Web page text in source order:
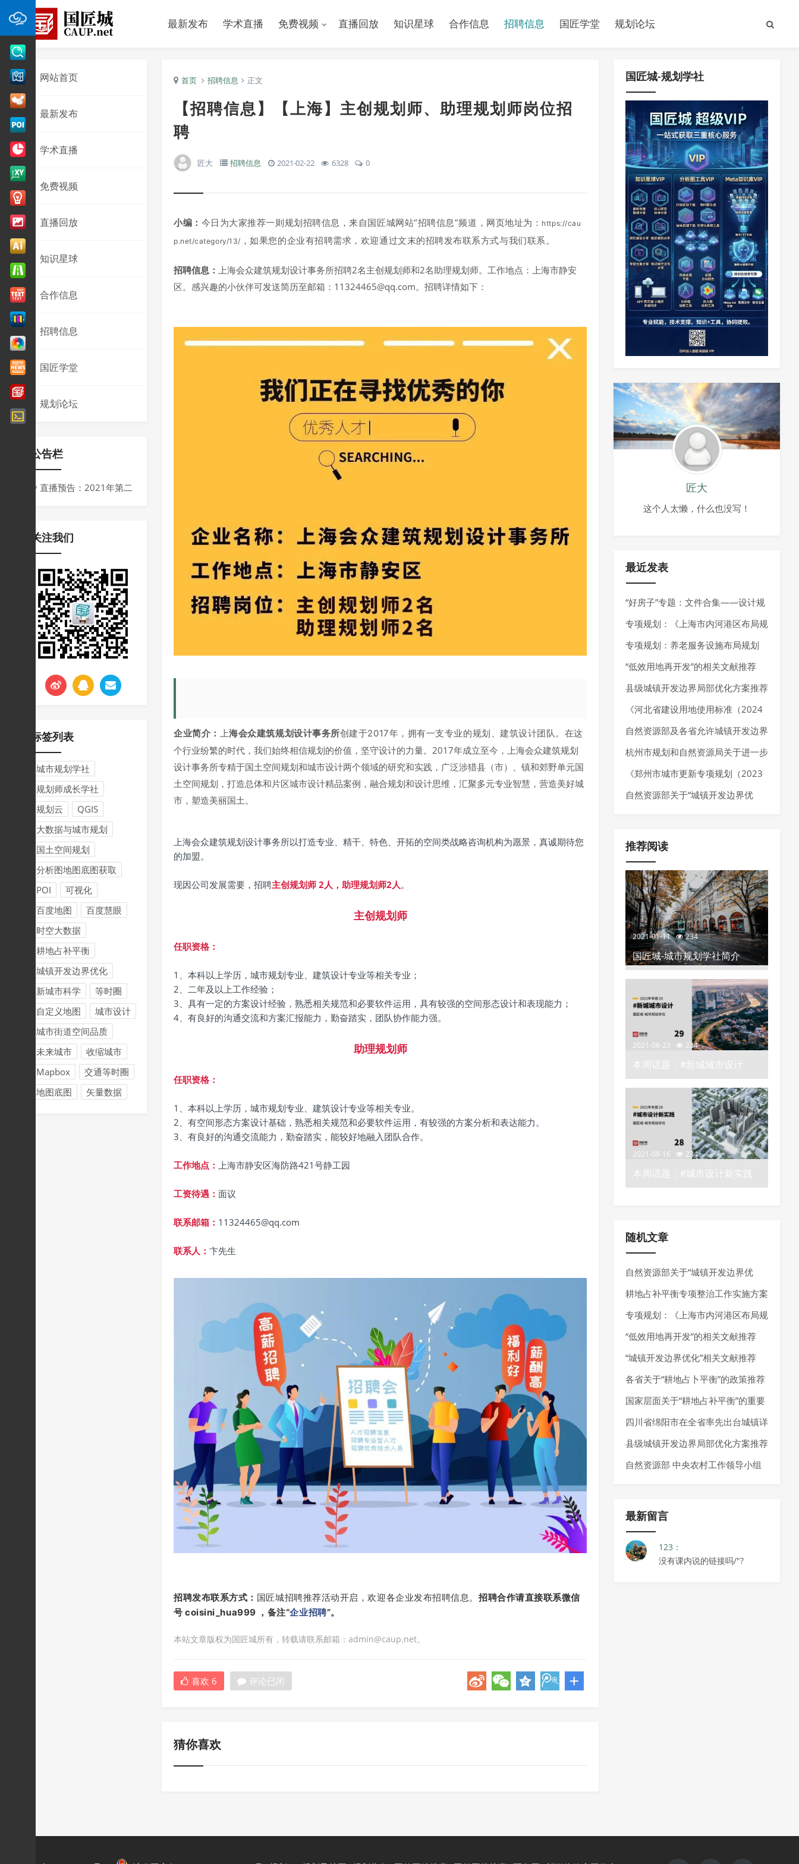
最新发布 学术直播 免费视频 直播回放 知识星球 合作信息 招聘信息 国匠学堂 规划论坛
网站首页
最新发布
学术直播
免费视频
直播回放
知识星球
合作信息
招聘信息
国匠学堂
规划论坛
公告栏
直播预告：2021年第二
挑战与应对
关注我们
标签列表
城市规划学社
规划师成长学社
规划云
QGIS
大数据与城市规划
国土空间规划
分析图地图底图获取
POI
可视化
百度地图
百度慧眼
时空大数据
耕地占补平衡
城镇开发边界优化
新城市科学
等时圈
自定义地图
城市设计
城市街道空间品质
未来城市
收缩城市
Mapbox
交通等时圈
地图底图
矢量数据
首页 招聘信息 正文
【招聘信息】【上海】主创规划师、助理规划师岗位招
聘
匠大 招聘信息 2021-02-22 6328 0
小编： 今日为大家推荐一则规划招聘信息，来自国匠城网站“招聘信息”频道，网页地址为： https://cau
p.net/category/13/ ，如果您的企业有招聘需求，欢迎通过文末的招聘发布联系方式与我们联系。
招聘信息： 上海会众建筑规划设计事务所招聘2名主创规划师和2名助理规划师。工作地点：上海市静安
区。感兴趣的小伙伴可发送简历至邮箱：11324465@qq.com。 招聘详情如下：
企业简介： 上海会众建筑规划设计事务所创建于2017年，拥有一支专业的规划、建筑设计团队。 在这
个行业纷繁的时代，我们始终相信规划的价值，坚守设计的力量。2017年成立至今，上海会众建筑规划
设计事务所专精于国土空间规划和城市设计两个领域的研究和实践，广泛涉猎县（市）、镇和郊野单元国
土空间规划，打造总体和片区城市设计精品案例，融合规划和设计思维，汇聚多元专业智慧，营造美好城
市，塑造美丽国土。
上海会众建筑规划设计事务所以打造专业、精干、特色、开拓的空间类战略咨询机构为愿景，真诚期待您
的加盟。
现因公司发展需要，招聘主创规划师 2人，助理规划师2人 。
主创规划师
任职资格：
1、本科以上学历，城市规划专业、建筑设计专业等相关专业；
2、二年及以上工作经验；
3、具有一定的方案设计经验，熟悉相关规范和必要软件运用，具有较强的空间形态设计和表现能力；
4、有良好的沟通交流和方案汇报能力，勤奋踏实，团队协作能力强。
助理规划师
任职资格：
1、本科以上学历，城市规划专业、建筑设计专业等相关专业。
2、有空间形态方案设计基础，熟悉相关规范和必要软件运用，有较强的方案分析和表达能力。
3、有良好的沟通交流能力，勤奋踏实，能较好地融入团队合作。
工作地点： 上海市静安区海防路421号静工园
工资待遇： 面议
联系邮箱： 11324465@qq.com
联系人： 卞先生
招聘发布联系方式： 国匠城招聘推荐活动开启，欢迎各企业发布招聘信息。 招聘合作请直接联系微信
号 coisini_hua999 ，备注“企业招聘”。
本站文章版权为国匠城所有，转载请联系邮箱：admin@caup.net。
喜欢 6 评论已闭
猜你喜欢
国匠城-规划学社
匠大
这个人太懒，什么也没写！
最近发表
“好房子”专题：文件合集——设计规
范、技术指南、技术导则
专项规划：《上海市内河港区布局规
划（2025-2035年）》发布
专项规划：养老服务设施布局规划
——最新指南请参考《养老服务设施
布局规划编制技术指南（试行）（2
025年7月）》
“低效用地再开发”的相关文献推荐
县级城镇开发边界局部优化方案推荐
《河北省建设用地使用标准（2024
年版）》发布，确定10大类、55个
行业建设项目用地指标。
自然资源部及各省允许城镇开发边界
局部优化的内容
杭州市规划和自然资源局关于进一步
加强规划资源要素保障推动经济高质
量发展的通知
《郑州市城市更新专项规划（2023
—2035 年）》发布，明确城市更新
新项目负面清单
自然资源部关于“城镇开发边界优
推荐阅读
2021-01-11 234
国匠城-城市规划学社简介
2021-08-23 234
本周话题：#新城城市设计
——城市规划学社知识星球
2021-08-16 234
本周话题：#城市设计新实践
——城市规划学社知识星球
随机文章
自然资源部关于“城镇开发边界优
化”的政策推荐
耕地占补平衡专项整治工作实施方案
推荐
专项规划：《上海市内河港区布局规
划（2025-2035年）》发布
“低效用地再开发”的相关文献推荐
“城镇开发边界优化”相关文献推荐
各省关于“耕地占卜平衡”的政策推荐
国家层面关于“耕地占补平衡”的重要
政策推荐
四川省绵阳市在全省率先出台城镇详
细规划编制指南
县级城镇开发边界局部优化方案推荐
自然资源部 中央农村工作领导小组
提高村庄规划编制质量和实效的通知
最新留言
123：
没有课内说的链接吗/"?